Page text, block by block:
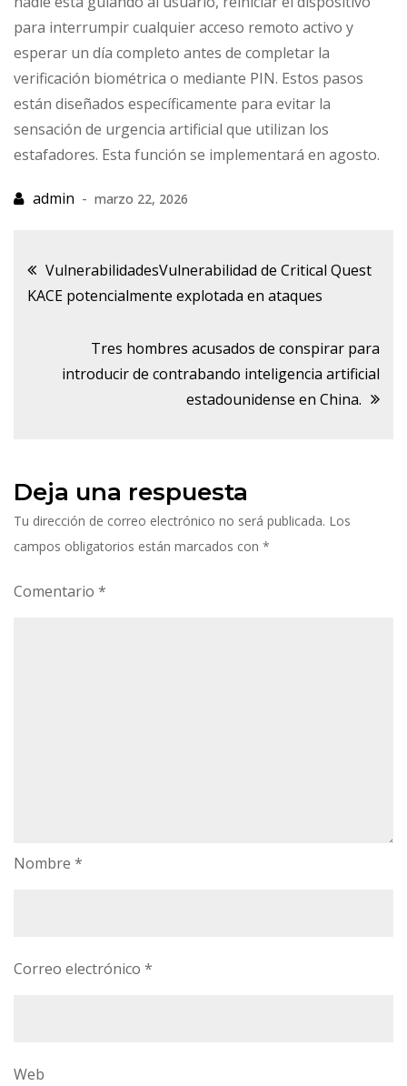
para interrumpir cualquier acceso remoto activo y
esperar un día completo antes de completar la
verificación biométrica o mediante PIN. Estos pasos
están diseñados específicamente para evitar la
sensación de urgencia artificial que utilizan los
estafadores. Esta función se implementará en agosto.
marzo 22, 2026
Navegación
entradas
VulnerabilidadesVulnerabilidad de Critical Quest
KACE potencialmente explotada en ataques
Tres hombres acusados ​​de conspirar para
introducir de contrabando inteligencia artificial
estadounidense en China.
Deja una respuesta
Tu dirección de correo electrónico no será publicada. Los
campos obligatorios están marcados con *
Comentario *
Nombre *
Correo electrónico *
Web